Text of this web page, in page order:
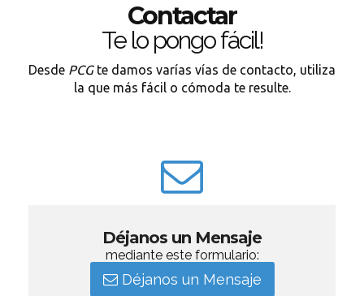
Contactar
Te lo pongo fácil!
Desde PCGte damos varías vías de contacto, utiliza
la que más fácil o cómoda te resulte.
Déjanos un Mensaje
mediante este formulario:
Déjanos un Mensaje